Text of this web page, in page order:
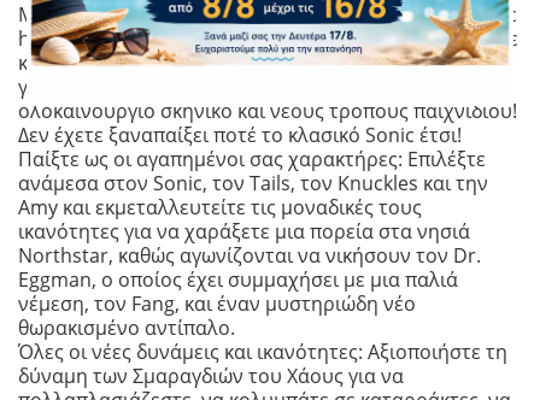
Μια νέα εκδοχή ενός κλασικού παιχνιδιού: Το 2D Sonic
high-speed sidescrolling action platforming που ξέρετε
και αγαπάτε, επανασχεδιασμένο με πλήρως 3D
γραφικά, νέες δυνάμεις και ικανότητες, ένα
ολοκαίνουργιο σκηνικό και νέους τρόπους παιχνιδιού!
Δεν έχετε ξαναπαίξει ποτέ το κλασικό Sonic έτσι!
Παίξτε ως οι αγαπημένοι σας χαρακτήρες: Επιλέξτε
ανάμεσα στον Sonic, τον Tails, τον Knuckles και την
Amy και εκμεταλλευτείτε τις μοναδικές τους
ικανότητες για να χαράξετε μια πορεία στα νησιά
Northstar, καθώς αγωνίζονται να νικήσουν τον Dr.
Eggman, ο οποίος έχει συμμαχήσει με μια παλιά
νέμεση, τον Fang, και έναν μυστηριώδη νέο
θωρακισμένο αντίπαλο.
Όλες οι νέες δυνάμεις και ικανότητες: Αξιοποιήστε τη
δύναμη των Σμαραγδιών του Χάους για να